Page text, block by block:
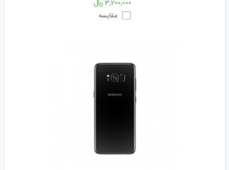
3,200,000 ﷼
مقایسه